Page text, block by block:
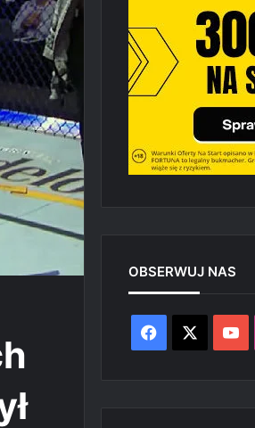
OBSERWUJ NAS
Facebook